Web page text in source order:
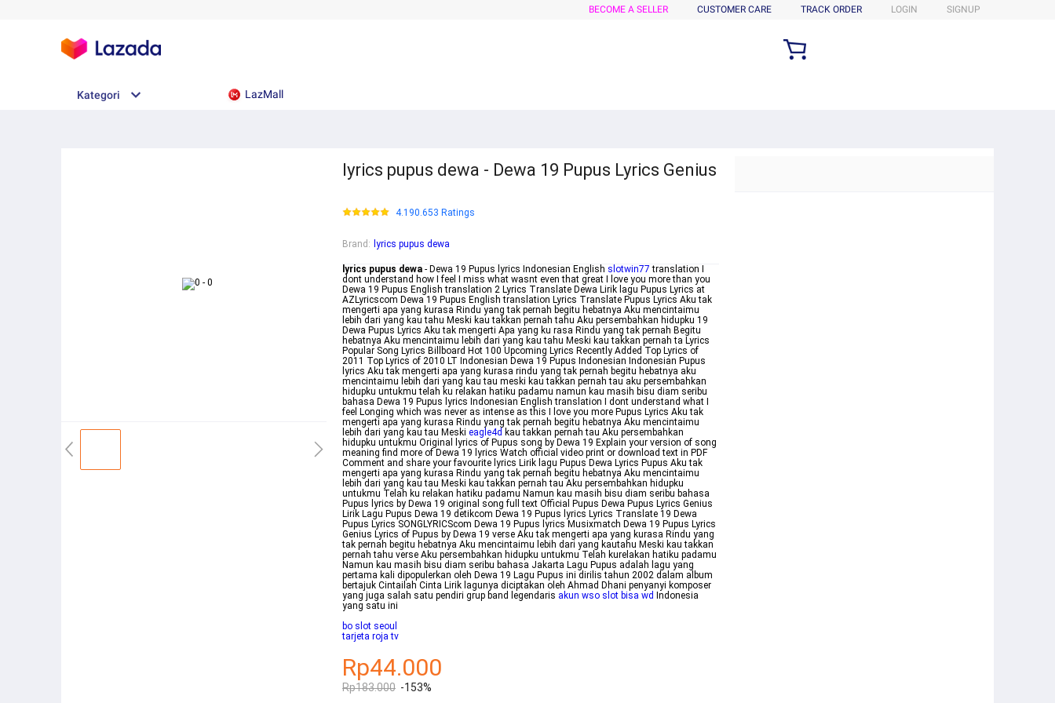
BECOME A SELLER CUSTOMER CARE TRACK ORDER LOGIN SIGNUP
Kategori LazMall
lyrics pupus dewa - Dewa 19 Pupus Lyrics Genius
4.190.653 Ratings
Brand : lyrics pupus dewa
lyrics pupus dewa - Dewa 19 Pupus lyrics Indonesian English slotwin77 translation I
dont understand how I feel I miss what wasnt even that great I love you more than you
Dewa 19 Pupus English translation 2 Lyrics Translate Dewa Lirik lagu Pupus Lyrics at
AZLyricscom Dewa 19 Pupus English translation Lyrics Translate Pupus Lyrics Aku tak
mengerti apa yang kurasa Rindu yang tak pernah begitu hebatnya Aku mencintaimu
lebih dari yang kau tahu Meski kau takkan pernah tahu Aku persembahkan hidupku 19
Dewa Pupus Lyrics Aku tak mengerti Apa yang ku rasa Rindu yang tak pernah Begitu
hebatnya Aku mencintaimu lebih dari yang kau tahu Meski kau takkan pernah ta Lyrics
Popular Song Lyrics Billboard Hot 100 Upcoming Lyrics Recently Added Top Lyrics of
2011 Top Lyrics of 2010 LT Indonesian Dewa 19 Pupus Indonesian Indonesian Pupus
lyrics Aku tak mengerti apa yang kurasa rindu yang tak pernah begitu hebatnya aku
mencintaimu lebih dari yang kau tau meski kau takkan pernah tau aku persembahkan
hidupku untukmu telah ku relakan hatiku padamu namun kau masih bisu diam seribu
bahasa Dewa 19 Pupus lyrics Indonesian English translation I dont understand what I
feel Longing which was never as intense as this I love you more Pupus Lyrics Aku tak
mengerti apa yang kurasa Rindu yang tak pernah begitu hebatnya Aku mencintaimu
lebih dari yang kau tau Meski eagle4d kau takkan pernah tau Aku persembahkan
hidupku untukmu Original lyrics of Pupus song by Dewa 19 Explain your version of song
meaning find more of Dewa 19 lyrics Watch official video print or download text in PDF
Comment and share your favourite lyrics Lirik lagu Pupus Dewa Lyrics Pupus Aku tak
mengerti apa yang kurasa Rindu yang tak pernah begitu hebatnya Aku mencintaimu
lebih dari yang kau tau Meski kau takkan pernah tau Aku persembahkan hidupku
untukmu Telah ku relakan hatiku padamu Namun kau masih bisu diam seribu bahasa
Pupus lyrics by Dewa 19 original song full text Official Pupus Dewa Pupus Lyrics Genius
Lirik Lagu Pupus Dewa 19 detikcom Dewa 19 Pupus lyrics Lyrics Translate 19 Dewa
Pupus Lyrics SONGLYRICScom Dewa 19 Pupus lyrics Musixmatch Dewa 19 Pupus Lyrics
Genius Lyrics of Pupus by Dewa 19 verse Aku tak mengerti apa yang kurasa Rindu yang
tak pernah begitu hebatnya Aku mencintaimu lebih dari yang kautahu Meski kau takkan
pernah tahu verse Aku persembahkan hidupku untukmu Telah kurelakan hatiku padamu
Namun kau masih bisu diam seribu bahasa Jakarta Lagu Pupus adalah lagu yang
pertama kali dipopulerkan oleh Dewa 19 Lagu Pupus ini dirilis tahun 2002 dalam album
bertajuk Cintailah Cinta Lirik lagunya diciptakan oleh Ahmad Dhani penyanyi komposer
yang juga salah satu pendiri grup band legendaris akun wso slot bisa wd Indonesia
yang satu ini
bo slot seoul
tarjeta roja tv
Rp44.000
Rp183.000 -153%